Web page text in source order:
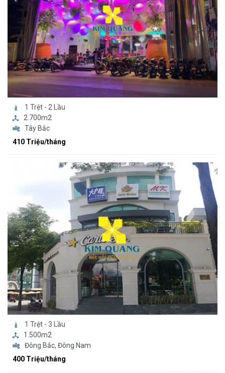
1 Trệt - 2 Lầu
2.700m2
Tây Bắc
410 Triệu/tháng
1 Trệt - 3 Lầu
1.500m2
Đông Bắc, Đông Nam
400 Triệu/tháng